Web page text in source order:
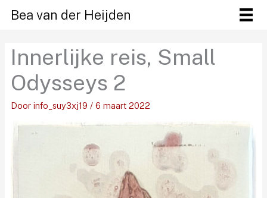
naar
inhoud
Bea van der Heijden
Innerlijke reis, Small
Odysseys 2
Door info_suy3xj19 / 6 maart 2022